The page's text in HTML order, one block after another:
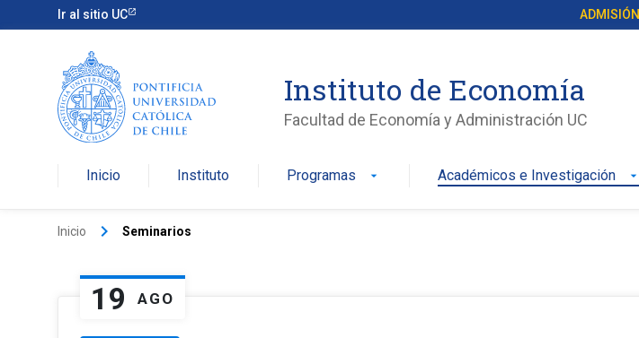
Ir al sitio UC ADMISIÓN
Instituto de Economía
Facultad de Economía y Administración UC
Inicio Instituto Programas arrow_drop_down Académicos e Investigación arrow_drop_down
Inicio keyboard_arrow_right Seminarios
19 AGO